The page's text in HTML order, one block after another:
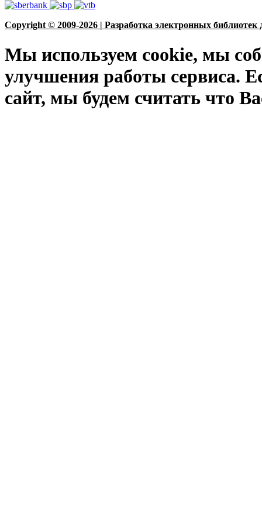
Copyright © 2009-2026 | Разработка электронных библиотек
Мы используем cookie, мы
улучшения работы сервиса.
сайт, мы будем считать что